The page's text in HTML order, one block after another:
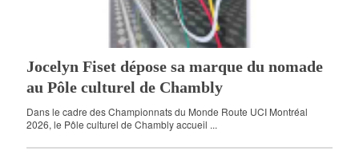
Jocelyn Fiset dépose sa marque du nomade
au Pôle culturel de Chambly
Dans le cadre des Championnats du Monde Route UCI Montréal
2026, le Pôle culturel de Chambly accueil ...